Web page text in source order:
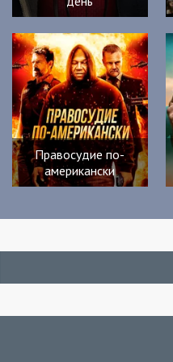
Правосудие по-
американски